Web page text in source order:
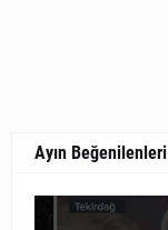
Ayın Beğenilenleri